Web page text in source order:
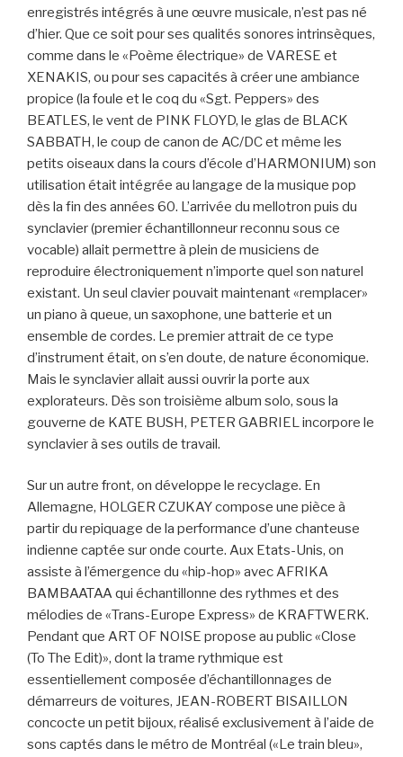
enregistrés intégrés à une œuvre musicale, n’est pas né
d’hier. Que ce soit pour ses qualités sonores intrinsèques,
comme dans le «Poème électrique» de VARESE et
XENAKIS, ou pour ses capacités à créer une ambiance
propice (la foule et le coq du «Sgt. Peppers» des
BEATLES, le vent de PINK FLOYD, le glas de BLACK
SABBATH, le coup de canon de AC/DC et même les
petits oiseaux dans la cours d’école d’HARMONIUM) son
utilisation était intégrée au langage de la musique pop
dès la fin des années 60. L’arrivée du mellotron puis du
synclavier (premier échantillonneur reconnu sous ce
vocable) allait permettre à plein de musiciens de
reproduire électroniquement n’importe quel son naturel
existant. Un seul clavier pouvait maintenant «remplacer»
un piano à queue, un saxophone, une batterie et un
ensemble de cordes. Le premier attrait de ce type
d’instrument était, on s’en doute, de nature économique.
Mais le synclavier allait aussi ouvrir la porte aux
explorateurs. Dès son troisième album solo, sous la
gouverne de KATE BUSH, PETER GABRIEL incorpore le
synclavier à ses outils de travail.
Sur un autre front, on développe le recyclage. En
Allemagne, HOLGER CZUKAY compose une pièce à
partir du repiquage de la performance d’une chanteuse
indienne captée sur onde courte. Aux Etats-Unis, on
assiste à l’émergence du «hip-hop» avec AFRIKA
BAMBAATAA qui échantillonne des rythmes et des
mélodies de «Trans-Europe Express» de KRAFTWERK.
Pendant que ART OF NOISE propose au public «Close
(To The Edit)», dont la trame rythmique est
essentiellement composée d’échantillonnages de
démarreurs de voitures, JEAN-ROBERT BISAILLON
concocte un petit bijoux, réalisé exclusivement à l’aide de
sons captés dans le métro de Montréal («Le train bleu»,